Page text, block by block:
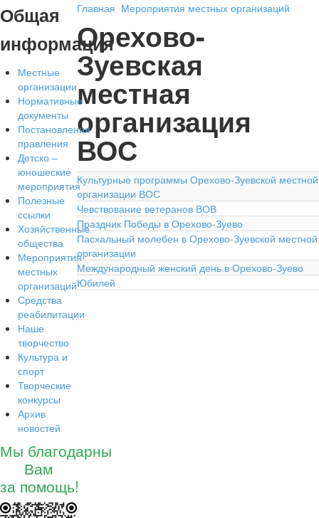
Главная Мероприятия местных организаций
Орехово-
Зуевская
местная
организация
ВОС
Культурные программы Орехово-Зуевской местной
организации ВОС
Чевствование ветеранов ВОВ
Праздник Победы в Орехово-Зуево
Пасхальный молебен в Орехово-Зуевской местной
организации
Международный женский день в Орехово-Зуево
Юбилей
Общая
информация
Местные
организации
Нормативные
документы
Постановления
правления
Детско –
юношеские
мероприятия
Полезные
ссылки
Хозяйственные
общества
Мероприятия
местных
организаций
Средства
реабилитации
Наше
творчество
Культура и
спорт
Творческие
конкурсы
Архив
новостей
Мы благодарны
Вам
за помощь!